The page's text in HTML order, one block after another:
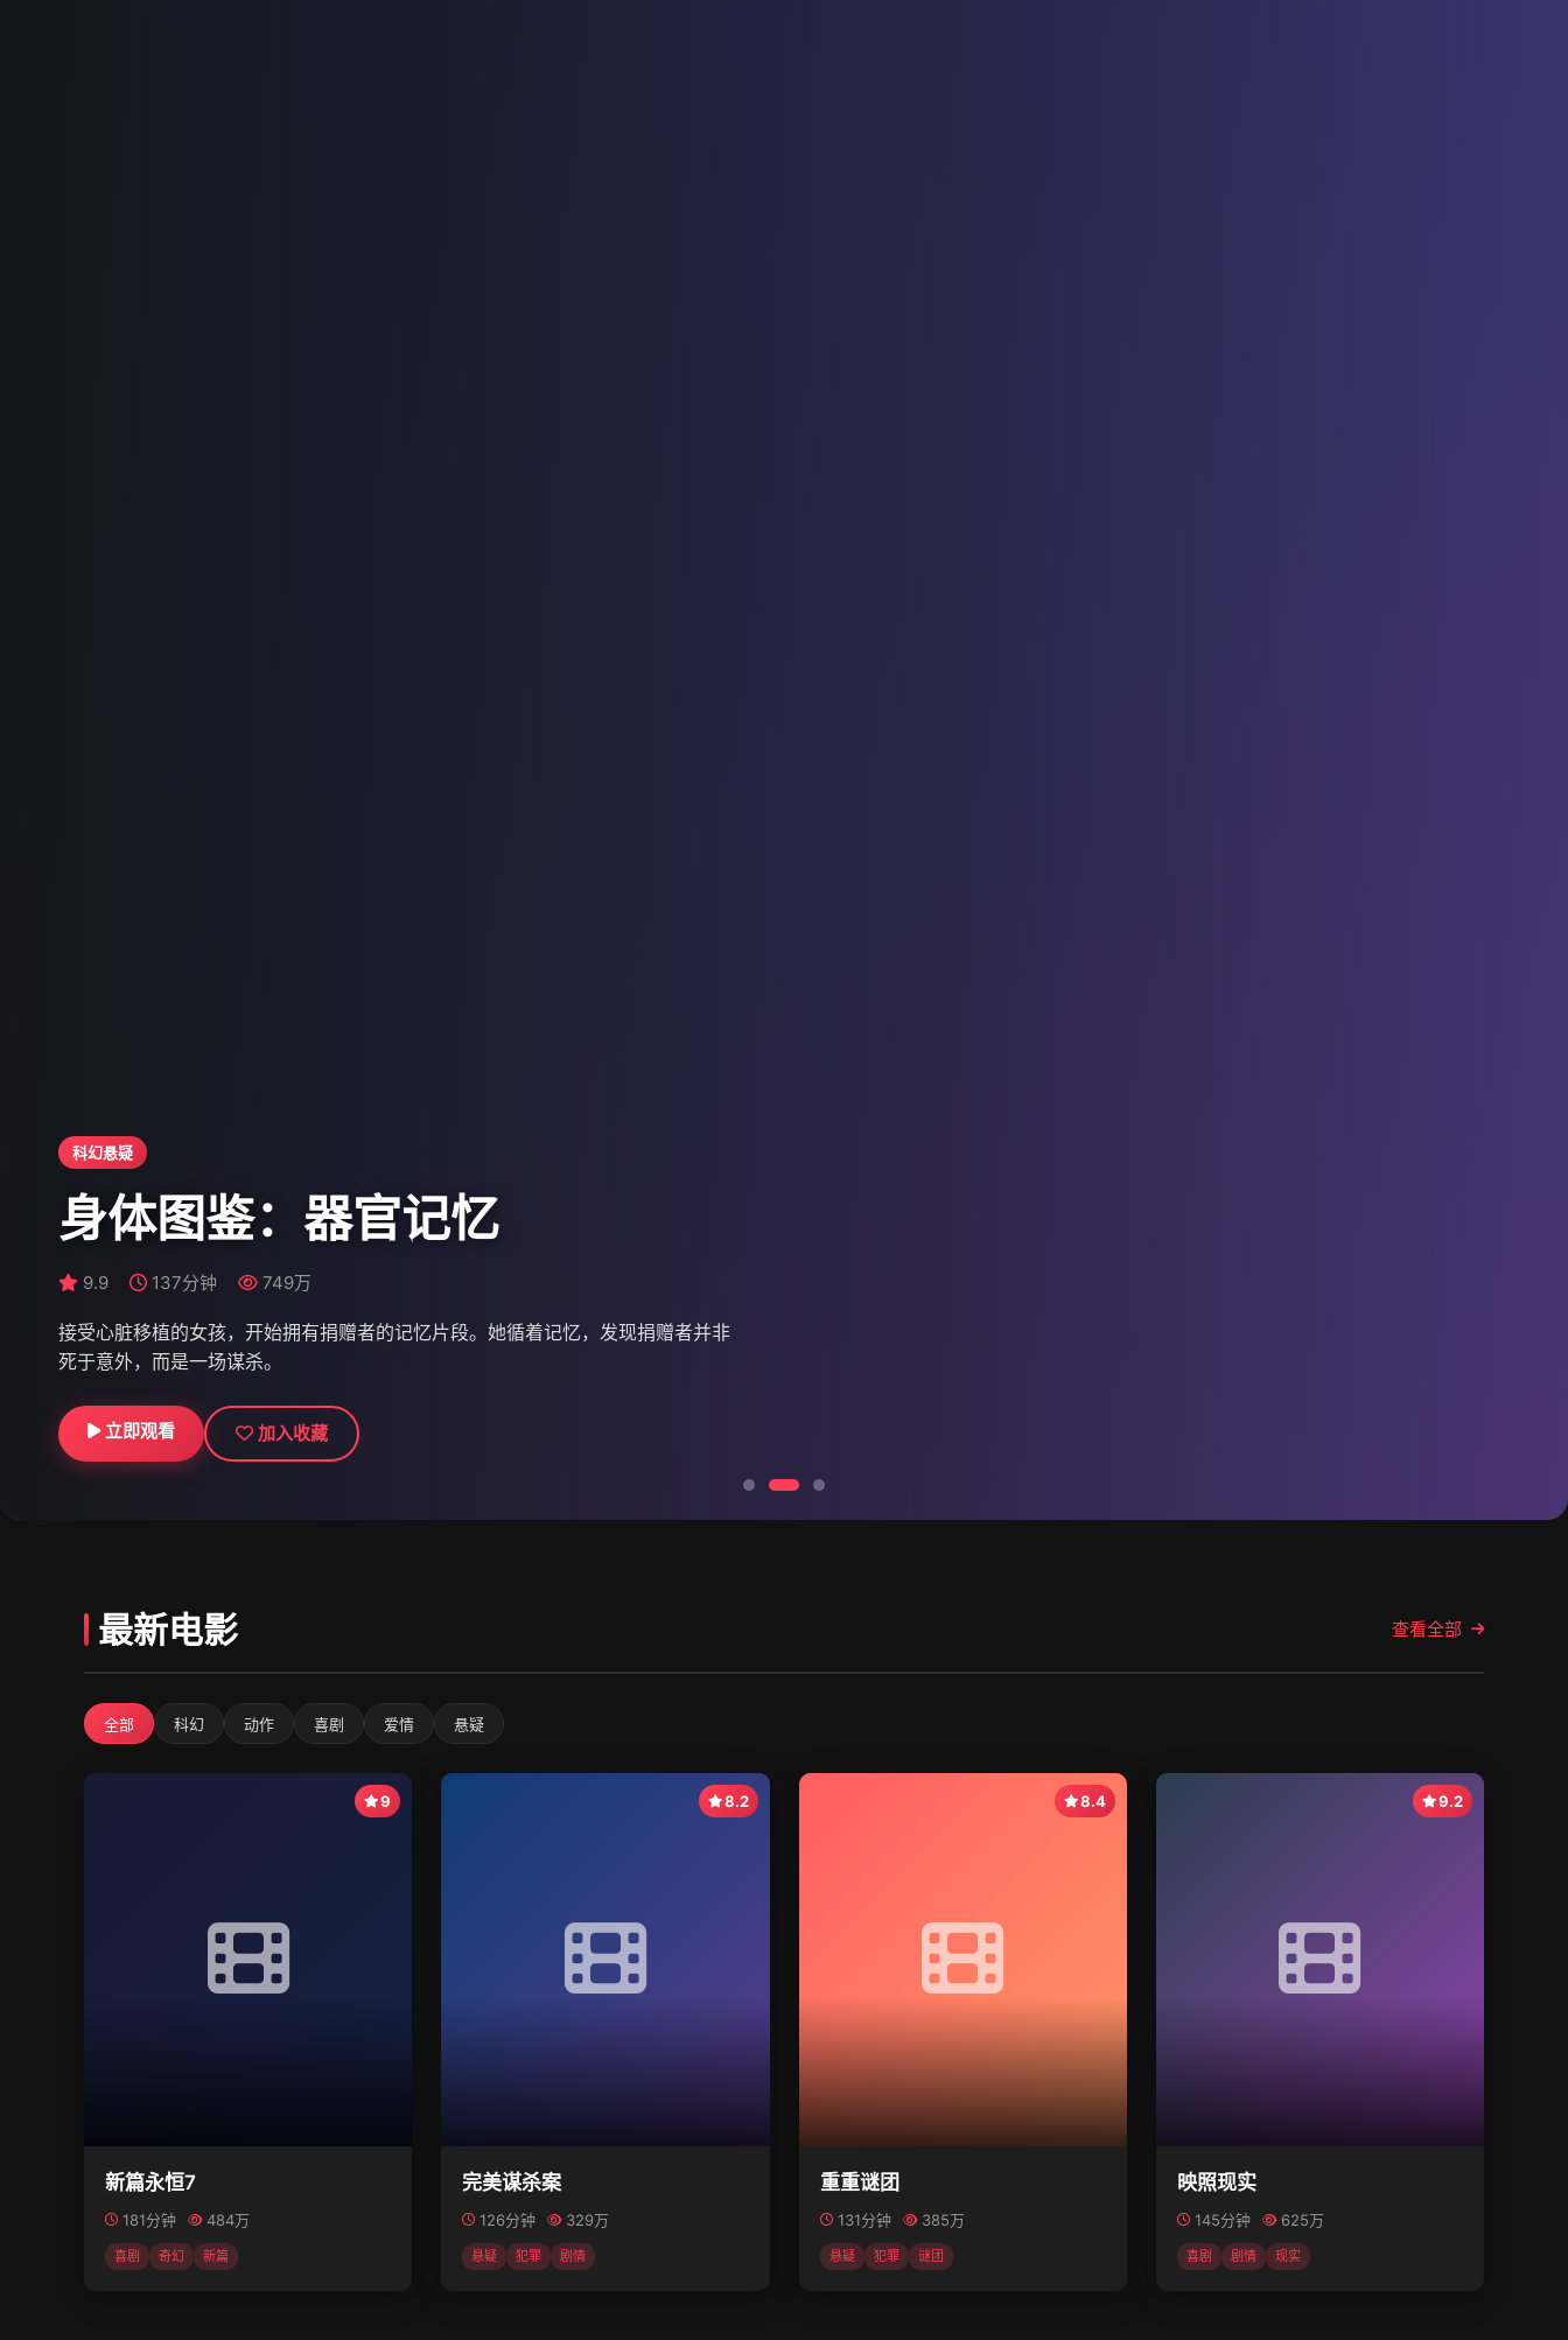
9.3 102分钟 569万
立即观看 加入收藏
科幻悬疑
身体图鉴：器官记忆
9.9 137分钟 749万
接受心脏移植的女孩，开始拥有捐赠者的记忆片段。她循着记忆，发现捐赠者并非
死于意外，而是一场谋杀。
立即观看 加入收藏
9.7 127分钟 709万
立即观看 加入收藏
最新电影 查看全部
全部 科幻 动作 喜剧 爱情 悬疑
9
新篇永恒7
181分钟 484万
喜剧 奇幻 新篇
8.2
完美谋杀案
126分钟 329万
悬疑 犯罪 剧情
8.4
重重谜团
131分钟 385万
悬疑 犯罪 谜团
9.2
映照现实
145分钟 625万
喜剧 剧情 现实